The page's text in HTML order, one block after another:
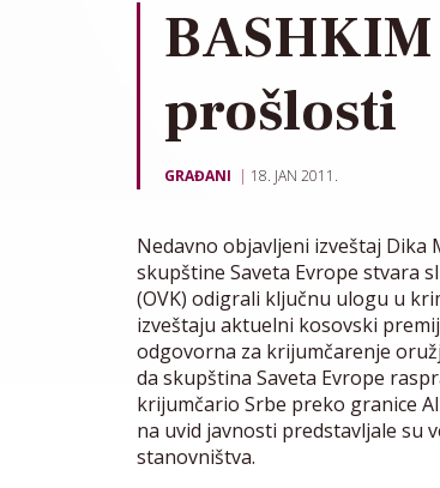
prošlosti
GRAĐANI 18. JAN 2011.
Nedavno objavljeni izveštaj
skupštine Saveta Evrope stvara
(OVK) odigrali ključnu ulogu u
izveštaju aktuelni kosovski
odgovorna za krijumčarenje
da skupština Saveta Evrope
krijumčario Srbe preko granice
na uvid javnosti predstavljale su
stanovništva.